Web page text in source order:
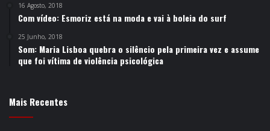
16 Agosto, 2018
Com vídeo: Esmoriz está na moda e vai à boleia do surf
25 Junho, 2018
Som: Maria Lisboa quebra o silêncio pela primeira vez e assume
que foi vítima de violência psicológica
Mais Recentes